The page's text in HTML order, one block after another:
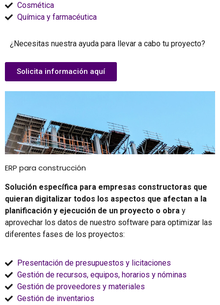
Cosmética
Química y farmacéutica
¿Necesitas nuestra ayuda para llevar a cabo tu proyecto?
Solicita información aquí
ERP para construcción
Solución específica para empresas constructoras que
quieran digitalizar todos los aspectos que afectan a la
planificación y ejecución de un proyecto o obra y
aprovechar los datos de nuestro software para optimizar las
diferentes fases de los proyectos:
Presentación de presupuestos y licitaciones
Gestión de recursos, equipos, horarios y nóminas
Gestión de proveedores y materiales
Gestión de inventarios